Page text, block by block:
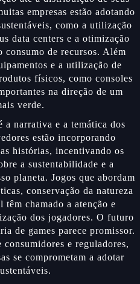
empresas estão adotando
como a utilização
data centers e a otimização
consumo de recursos. Além
e a utilização de
físicos, como consoles
na direção de um
verde.
a narrativa e a temática dos
estão incorporando
histórias, incentivando os
a sustentabilidade e a
planeta. Jogos que abordam
conservação da natureza
têm chamado a atenção e
dos jogadores. O futuro
de games parece promissor.
consumidores e reguladores,
se comprometam a adotar